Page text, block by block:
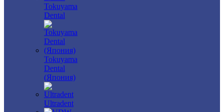
Tokuyama
Dental
Tokuyama
Dental
(Япония)
Ultradent